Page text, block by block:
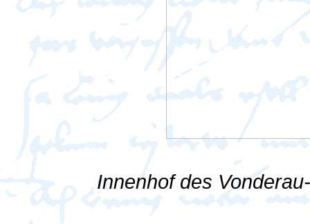
Innenhof des